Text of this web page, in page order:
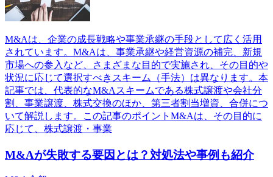
M&Aは、企業の成長戦略や事業承継の手段として広く活用
されています。M&Aは、事業承継や経営資源の補完、新規
市場への参入など、さまざまな目的で実施され、その目的や
状況に応じて選択すべきスキーム（手法）は異なります。本
記事では、代表的なM&Aスキームである株式譲渡や会社分
割、事業譲渡、株式交換のほか、第三者割当増資、合併につ
いて解説します。この記事のポイントM&Aは、その目的に
応じて、株式譲渡・事業
M&Aが失敗する要因とは？対処法や事例も紹介